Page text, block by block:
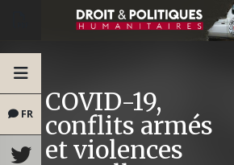
FR COVID-19,
conflits armés
et violences